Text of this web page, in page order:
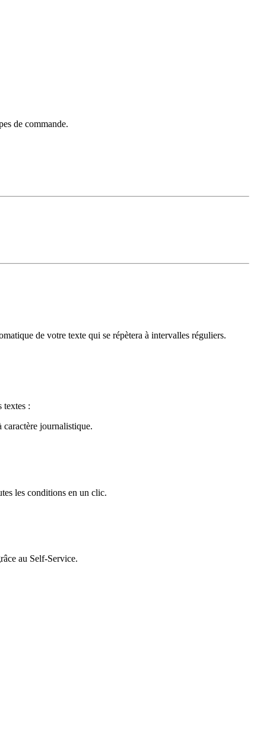
de commande.
de votre texte qui se répètera à intervalles réguliers.
textes :
caractère journalistique.
les conditions en un clic.
au Self-Service.